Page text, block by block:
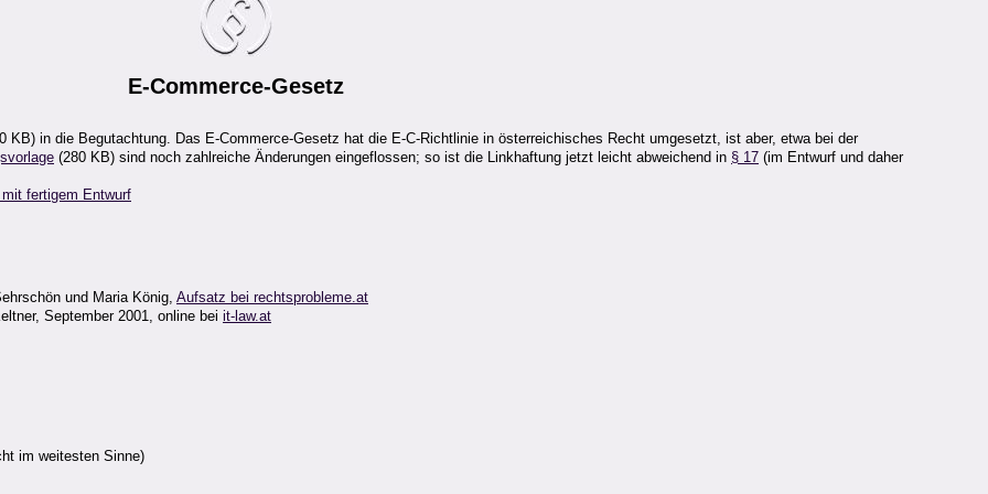
E-Commerce-Gesetz
KB) in die Begutachtung. Das E-Commerce-Gesetz hat die E-C-Richtlinie in österreichisches Recht umgesetzt, ist aber, etwa bei der
(280 KB) sind noch zahlreiche Änderungen eingeflossen; so ist die Linkhaftung jetzt leicht abweichend in § 17 (im Entwurf und daher
fertigem Entwurf
und Maria König, Aufsatz bei rechtsprobleme.at
September 2001, online bei it-law.at
im weitesten Sinne)